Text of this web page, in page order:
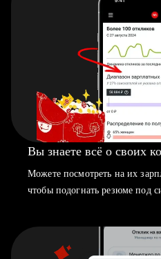
Вы знаете всё о своих
Можете посмотреть на их
чтобы подогнать резюме под